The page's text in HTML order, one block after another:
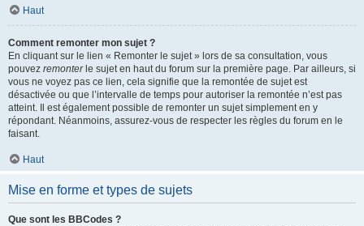
Haut
Comment remonter mon sujet ?
En cliquant sur le lien « Remonter le sujet » lors de sa consultation, vous
pouvez remonterle sujet en haut du forum sur la première page. Par ailleurs, si
vous ne voyez pas ce lien, cela signifie que la remontée de sujet est
désactivée ou que l’intervalle de temps pour autoriser la remontée n’est pas
atteint. Il est également possible de remonter un sujet simplement en y
répondant. Néanmoins, assurez-vous de respecter les règles du forum en le
faisant.
Haut
Mise en forme et types de sujets
Que sont les BBCodes ?